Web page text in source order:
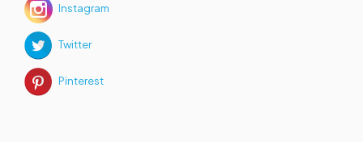
Instagram
Twitter
Pinterest